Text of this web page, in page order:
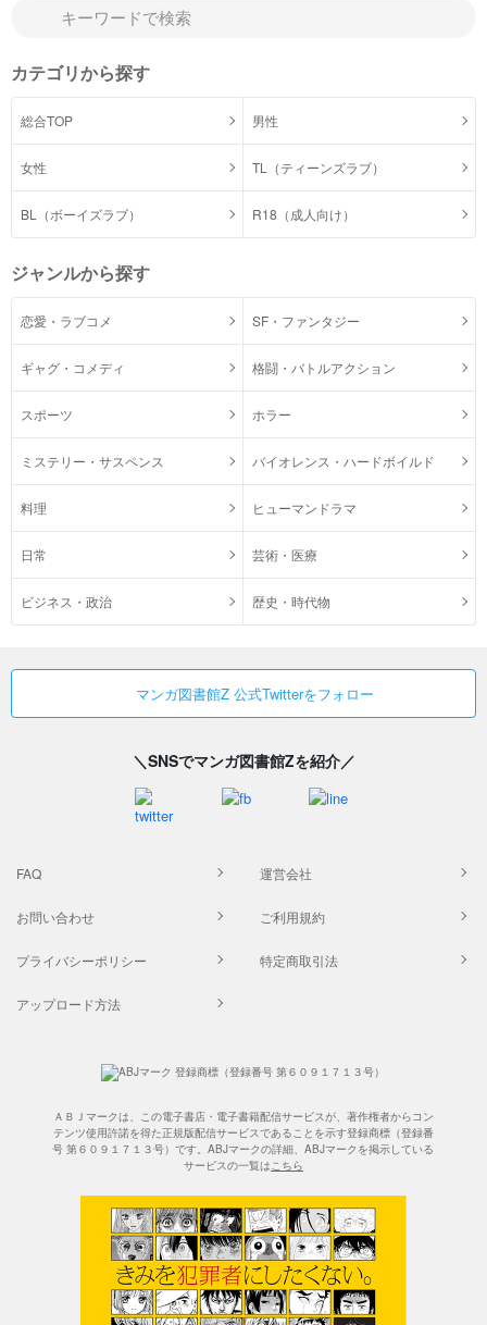
カテゴリから探す
総合TOP 男性
女性 TL（ティーンズラブ）
BL（ボーイズラブ） R18（成人向け）
ジャンルから探す
恋愛・ラブコメ SF・ファンタジー
ギャグ・コメディ 格闘・バトルアクション
スポーツ ホラー
ミステリー・サスペンス バイオレンス・ハードボイルド
料理 ヒューマンドラマ
日常 芸術・医療
ビジネス・政治 歴史・時代物
マンガ図書館Z 公式Twitterをフォロー
＼SNSでマンガ図書館Zを紹介／
FAQ 運営会社
お問い合わせ ご利用規約
プライバシーポリシー 特定商取引法
アップロード方法
ＡＢＪマークは、この電子書店・電子書籍配信サービスが、著作権者からコン
テンツ使用許諾を得た正規版配信サービスであることを示す登録商標（登録番
号 第６０９１７１３号）です。ABJマークの詳細、ABJマークを掲示している
サービスの一覧はこちら